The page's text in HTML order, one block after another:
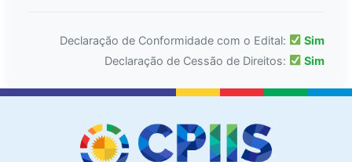
Declaração de Conformidade com o Edital:
Sim
Declaração de Cessão de Direitos:
Sim